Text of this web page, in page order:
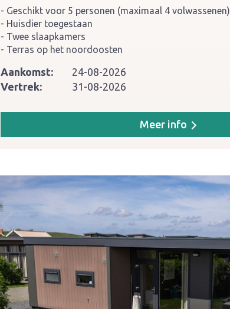
Geschikt voor 5 personen (maximaal 4 volwassenen)
Huisdier toegestaan
Twee slaapkamers
Terras op het noordoosten
Aankomst:
24-08-2026
Vertrek:
31-08-2026
Meer info